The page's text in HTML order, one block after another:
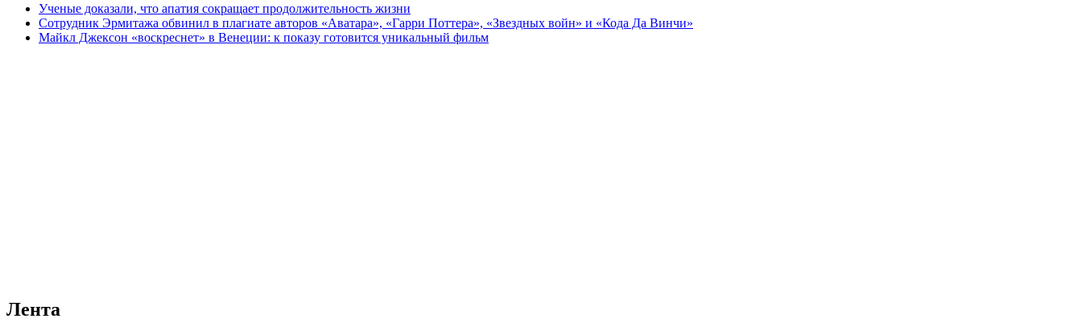
Ученые доказали, что апатия сокращает продолжительность жизни
Сотрудник Эрмитажа обвинил в плагиате авторов «Аватара», «Гарри Поттера», «Звездных войн» и «Кода Да Винчи»
Майкл Джексон «воскреснет» в Венеции: к показу готовится уникальный фильм
Лента